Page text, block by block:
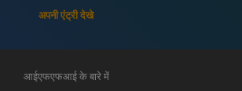
अपनी एंट्री देखे
आईएफएफआई के बारे में